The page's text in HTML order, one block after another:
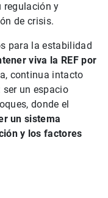
regulación y
de crisis.
para la estabilidad
viva la REF por
continua intacto
ser un espacio
donde el
un sistema
y los factores